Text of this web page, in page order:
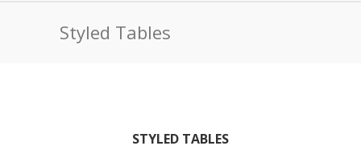
Styled Tables
STYLED TABLES